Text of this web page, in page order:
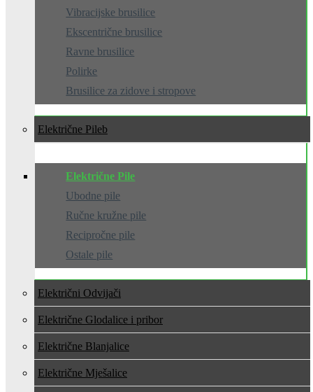
Vibracijske brusilice
Ekscentrične brusilice
Ravne brusilice
Polirke
Brusilice za zidove i stropove
Električne Pile
Električne Pile
Ubodne pile
Ručne kružne pile
Recipročne pile
Ostale pile
Električni Odvijači
Električne Glodalice i pribor
Električne Blanjalice
Električne Mješalice